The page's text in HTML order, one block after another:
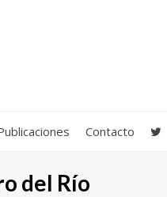
Contacto
del Río